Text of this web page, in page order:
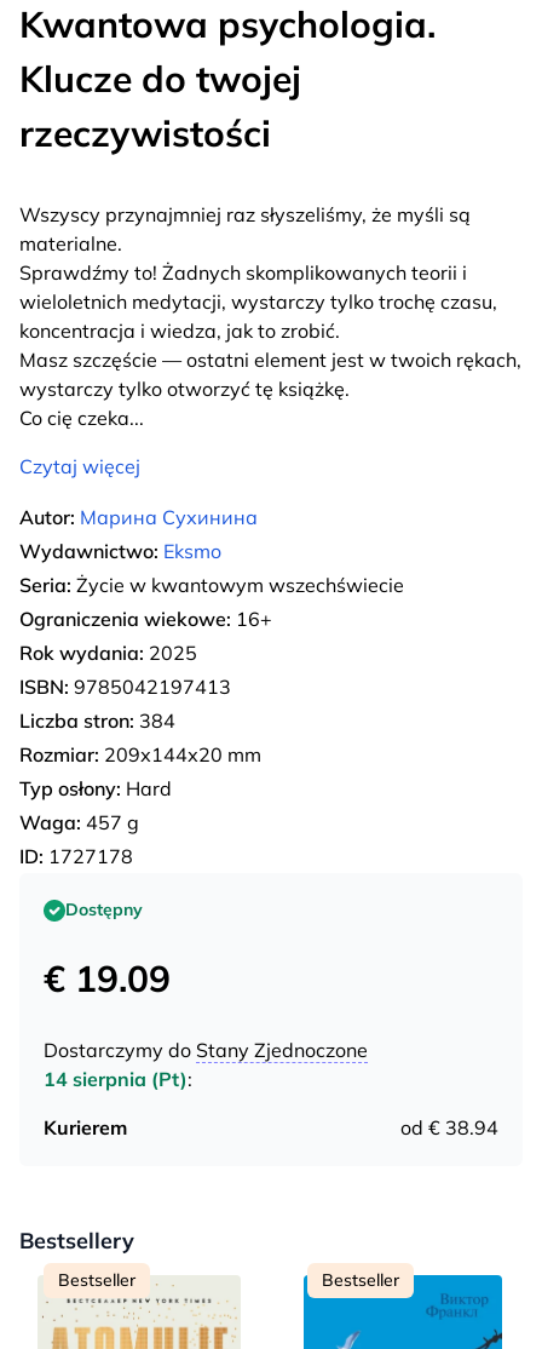
Kwantowa psychologia.
Klucze do twojej
rzeczywistości
Wszyscy przynajmniej raz słyszeliśmy, że myśli są
materialne.
Sprawdźmy to! Żadnych skomplikowanych teorii i
wieloletnich medytacji, wystarczy tylko trochę czasu,
koncentracja i wiedza, jak to zrobić.
Masz szczęście — ostatni element jest w twoich rękach,
wystarczy tylko otworzyć tę książkę.
Co cię czeka...
Czytaj więcej
Autor: Марина Сухинина
Wydawnictwo: Eksmo
Seria: Życie w kwantowym wszechświecie
Ograniczenia wiekowe: 16+
Rok wydania: 2025
ISBN: 9785042197413
Liczba stron: 384
Rozmiar: 209х144х20 mm
Typ osłony: Hard
Waga: 457 g
ID: 1727178
Dostępny
€ 19.09
Dostarczymy do Stany Zjednoczone
14 sierpnia (Pt):
Kurierem
od € 38.94
Bestsellery
Bestseller Bestseller